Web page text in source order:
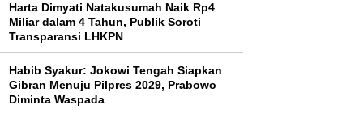
Harta Dimyati Natakusumah Naik Rp4
Miliar dalam 4 Tahun, Publik Soroti
Transparansi LHKPN
Habib Syakur: Jokowi Tengah Siapkan
Gibran Menuju Pilpres 2029, Prabowo
Diminta Waspada